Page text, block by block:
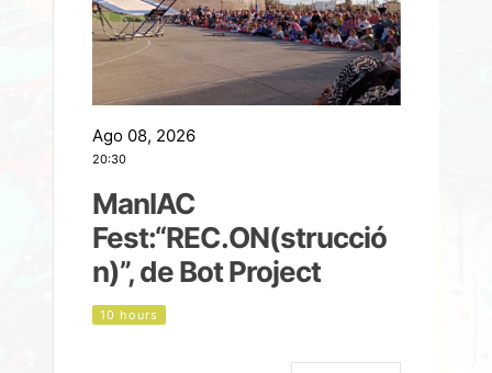
Ago 08, 2026
20:30
ManIAC
Fest:“REC.ON(strucció
n)”, de Bot Project
10 hours